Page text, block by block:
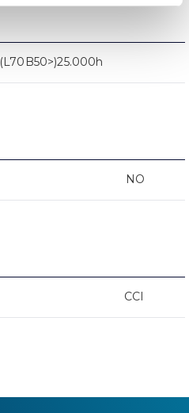
(L70B50>)25.000h
NO
CCI